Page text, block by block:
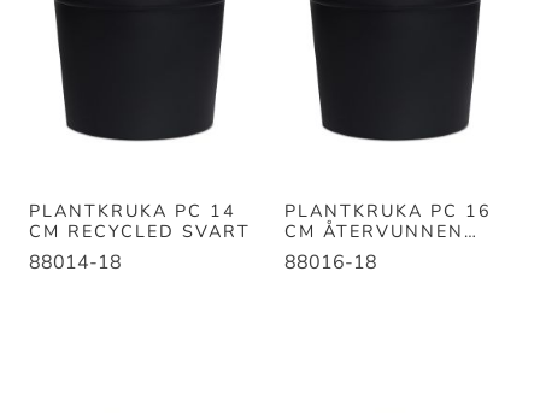
PLANTKRUKA PC 14
CM RECYCLED SVART
88014-18
PLANTKRUKA PC 16
CM ÅTERVUNNEN
PLAST SVART
88016-18